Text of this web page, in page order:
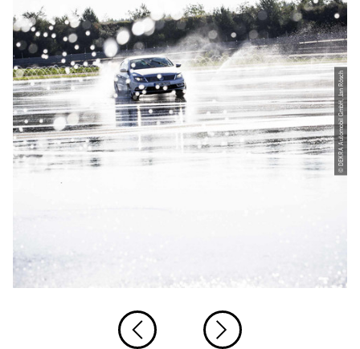
© DEKRA Automobil GmbH, Jan Rösch